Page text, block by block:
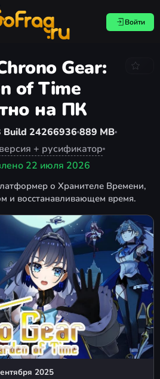
Войти
Gear:
of Time
на ПК
Build 24266936 889 MB
+ русификатор
22 июля 2026
о Хранителе Времени,
и восстанавливающем время.
2025